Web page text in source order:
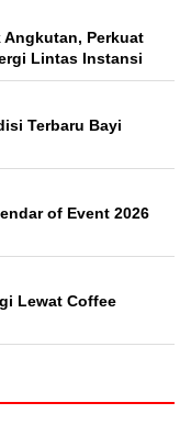
Angkutan, Perkuat
Lintas Instansi
Terbaru Bayi
of Event 2026
Lewat Coffee